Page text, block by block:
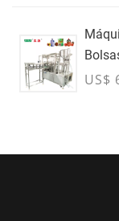
US$